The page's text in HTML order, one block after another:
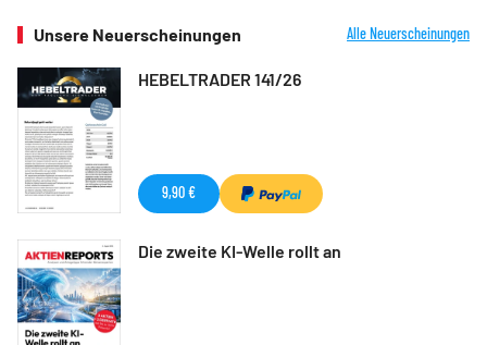
Unsere Neuerscheinungen Alle Neuerscheinungen
HEBELTRADER 141/26
9,90 €
Die zweite KI-Welle rollt an